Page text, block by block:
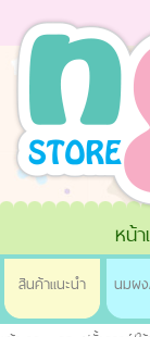
หน้
สินค้าแนะนำ นมผ